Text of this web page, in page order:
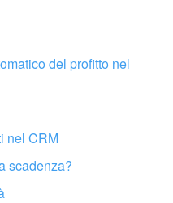
informazioni.
questo strumento
del profitto nel
nel CRM
scadenza?